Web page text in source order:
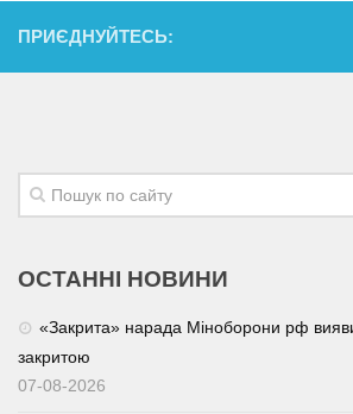
ПРИЄДНУЙТЕСЬ:
ОСТАННІ НОВИНИ
«Закрита» нарада Міноборони рф
закритою
07-08-2026